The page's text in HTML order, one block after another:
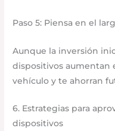
Paso 5: Piensa en el
Aunque la inversión
dispositivos aumentan
vehículo y te ahorran
6. Estrategias para
dispositivos